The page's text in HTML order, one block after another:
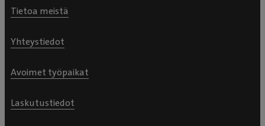
Tietoa meistä
Yhteystiedot
Avoimet työpaikat
Laskutustiedot